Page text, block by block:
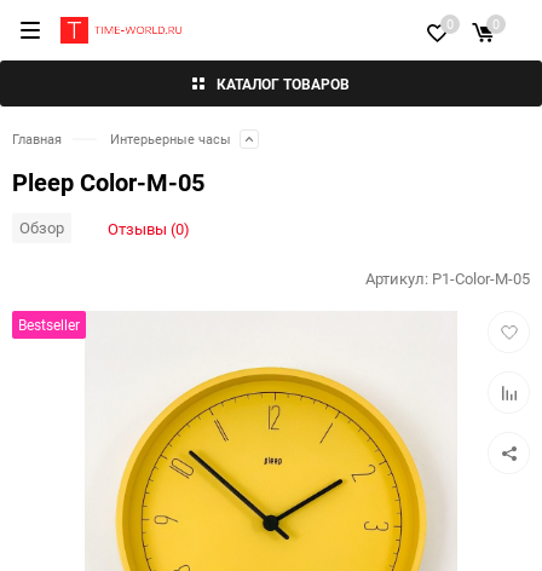
КАТАЛОГ ТОВАРОВ
0 0
Главная Интерьерные часы
Pleep Color-M-05
Обзор Отзывы (0)
Bestseller
Артикул: P1-Color-M-05